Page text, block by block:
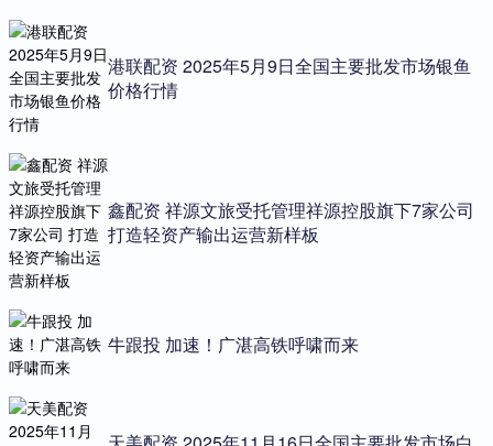
港联配资 2025年5月9日全国主要批发市场银鱼
价格行情
鑫配资 祥源文旅受托管理祥源控股旗下7家公司
打造轻资产输出运营新样板
牛跟投 加速！广湛高铁呼啸而来